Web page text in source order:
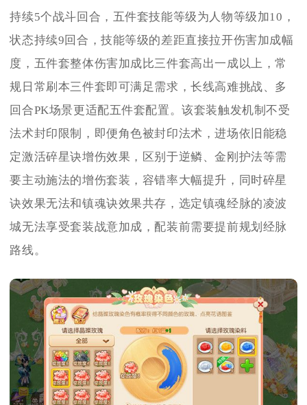
持续5个战斗回合，五件套技能等级为人物等级加10，
状态持续9回合，技能等级的差距直接拉开伤害加成幅
度，五件套整体伤害加成比三件套高出一成以上，常
规日常刷本三件套即可满足需求，长线高难挑战、多
回合PK场景更适配五件套配置。该套装触发机制不受
法术封印限制，即便角色被封印法术，进场依旧能稳
定激活碎星诀增伤效果，区别于逆鳞、金刚护法等需
要主动施法的增伤套装，容错率大幅提升，同时碎星
诀效果无法和镇魂诀效果共存，选定镇魂经脉的凌波
城无法享受套装战意加成，配装前需要提前规划经脉
路线。